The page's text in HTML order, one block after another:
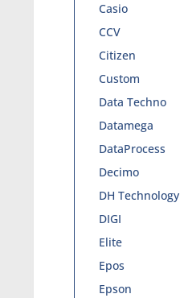
Casio
CCV
Citizen
Custom
Data Techno
Datamega
DataProcess
Decimo
DH Technology
DIGI
Elite
Epos
Epson